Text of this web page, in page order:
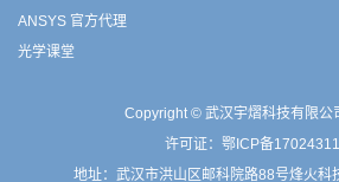
ANSYS 官方代理
光学课堂
Copyright © 武汉宇熠科技有限公
许可证： 鄂ICP备
地址：武汉市洪山区邮科院路88号烽火科